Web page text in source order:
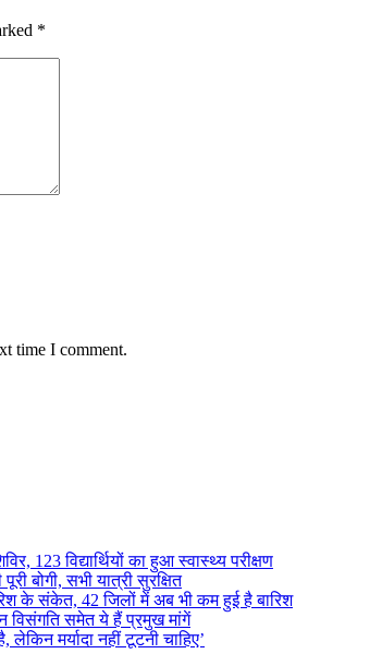
*
time I comment.
123 विद्यार्थियों का हुआ स्वास्थ्य परीक्षण
बोगी, सभी यात्री सुरक्षित
के संकेत, 42 जिलों में अब भी कम हुई है बारिश
विसंगति समेत ये हैं प्रमुख मांगें
मर्यादा नहीं टूटनी चाहिए’